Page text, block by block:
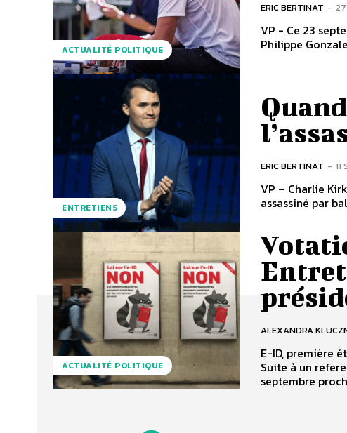
ACTUALITÉ POLITIQUE
ERIC BERTINAT -
VP - Ce 23
Philippe
ENTRETIENS
ERIC BERTINAT - 11
VP – Charlie
assassiné par
ACTUALITÉ POLITIQUE
ALEXANDRA
E-ID, première étape de
Suite à un
septembre